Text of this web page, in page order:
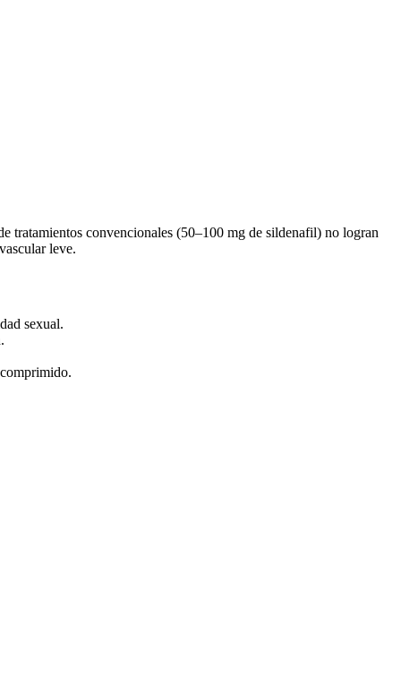
tratamientos convencionales (50–100 mg de sildenafil) no logran
leve.
sexual.